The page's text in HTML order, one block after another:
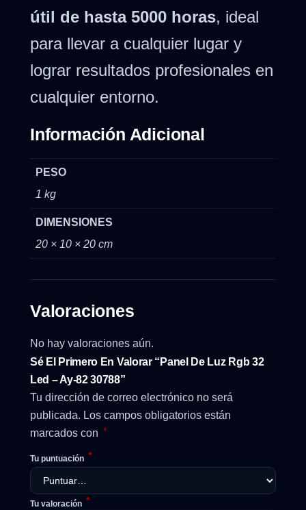
útil de hasta 5000 horas, ideal
para llevar a cualquier lugar y
lograr resultados profesionales en
cualquier entorno.
Información Adicional
PESO
1 kg
DIMENSIONES
20 × 10 × 20 cm
Valoraciones
No hay valoraciones aún.
Sé El Primero En Valorar “Panel De Luz Rgb 32
Led – Ay-82 30788”
Tu dirección de correo electrónico no será
publicada. Los campos obligatorios están
marcados con *
Tu puntuación *
Tu valoración *